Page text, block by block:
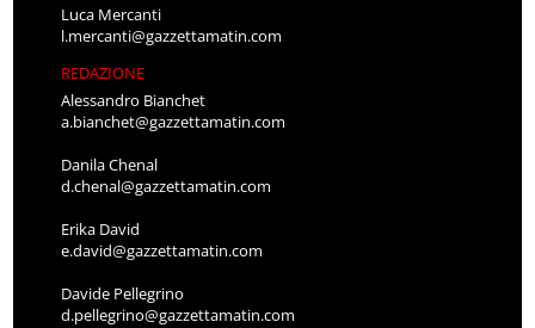
Luca Mercanti
l.mercanti@gazzettamatin.com
REDAZIONE
Alessandro Bianchet
a.bianchet@gazzettamatin.com
Danila Chenal
d.chenal@gazzettamatin.com
Erika David
e.david@gazzettamatin.com
Davide Pellegrino
d.pellegrino@gazzettamatin.com